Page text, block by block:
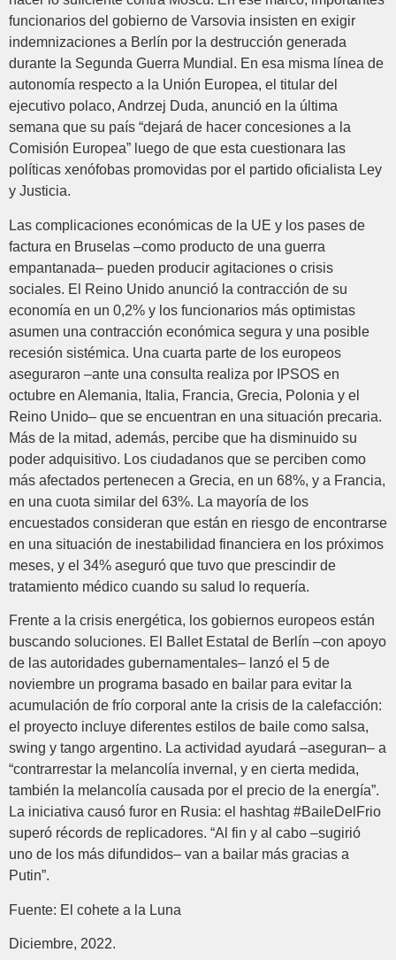
funcionarios del gobierno de Varsovia insisten en exigir
indemnizaciones a Berlín por la destrucción generada
durante la Segunda Guerra Mundial. En esa misma línea de
autonomía respecto a la Unión Europea, el titular del
ejecutivo polaco, Andrzej Duda, anunció en la última
semana que su país “dejará de hacer concesiones a la
Comisión Europea” luego de que esta cuestionara las
políticas xenófobas promovidas por el partido oficialista Ley
y Justicia.
Las complicaciones económicas de la UE y los pases de
factura en Bruselas –como producto de una guerra
empantanada– pueden producir agitaciones o crisis
sociales. El Reino Unido anunció la contracción de su
economía en un 0,2% y los funcionarios más optimistas
asumen una contracción económica segura y una posible
recesión sistémica. Una cuarta parte de los europeos
aseguraron –ante una consulta realiza por IPSOS en
octubre en Alemania, Italia, Francia, Grecia, Polonia y el
Reino Unido– que se encuentran en una situación precaria.
Más de la mitad, además, percibe que ha disminuido su
poder adquisitivo. Los ciudadanos que se perciben como
más afectados pertenecen a Grecia, en un 68%, y a Francia,
en una cuota similar del 63%. La mayoría de los
encuestados consideran que están en riesgo de encontrarse
en una situación de inestabilidad financiera en los próximos
meses, y el 34% aseguró que tuvo que prescindir de
tratamiento médico cuando su salud lo requería.
Frente a la crisis energética, los gobiernos europeos están
buscando soluciones. El Ballet Estatal de Berlín –con apoyo
de las autoridades gubernamentales– lanzó el 5 de
noviembre un programa basado en bailar para evitar la
acumulación de frío corporal ante la crisis de la calefacción:
el proyecto incluye diferentes estilos de baile como salsa,
swing y tango argentino. La actividad ayudará –aseguran– a
“contrarrestar la melancolía invernal, y en cierta medida,
también la melancolía causada por el precio de la energía”.
La iniciativa causó furor en Rusia: el hashtag #BaileDelFrio
superó récords de replicadores. “Al fin y al cabo –sugirió
uno de los más difundidos– van a bailar más gracias a
Putin”.
Fuente: El cohete a la Luna
Diciembre, 2022.